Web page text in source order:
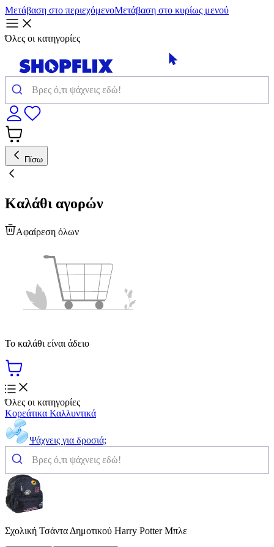
Μετάβαση στο περιεχόμενοΜετάβαση στο κυρίως μενού
Όλες οι κατηγορίες
Πίσω
Καλάθι αγορών
Αφαίρεση όλων
Το καλάθι είναι άδειο
Όλες οι κατηγορίες
Κορεάτικα Καλλυντικά
Ψάχνεις για δροσιά;
Σχολική Τσάντα Δημοτικού Harry Potter Μπλε